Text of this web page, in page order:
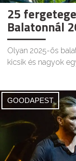
25
Balatonnál
Olyan 2025-ös
kicsik és nagyok
GOODAPEST